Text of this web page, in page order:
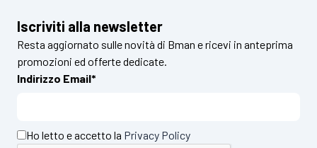
Iscriviti alla newsletter
Resta aggiornato sulle novità di Bman e ricevi in anteprima
promozioni ed offerte dedicate.
Indirizzo Email*
Ho letto e accetto la Privacy Policy